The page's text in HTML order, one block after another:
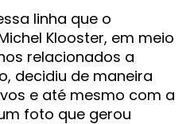
linha que o
Klooster, em meio
relacionados a
decidiu de maneira
e até mesmo com a
foto que gerou